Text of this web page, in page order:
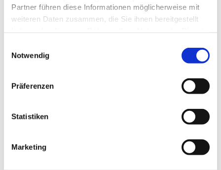
Partner führen diese Informationen möglicherweise mit
weiteren Daten zusammen, die Sie ihnen bereitgestellt
Notwendig
Präferenzen
Statistiken
Marketing